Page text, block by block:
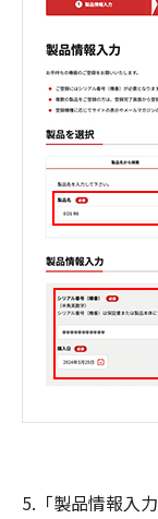
5.「製品情報入